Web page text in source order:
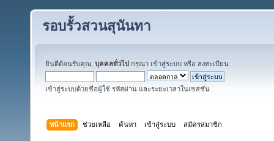
รอบรั้วสวนสุนันทา
ยินดีต้อนรับคุณ, บุคคลทั่วไป กรุณา เข้าสู่ระบบ หรือ ลงทะเบียน
เข้าสู่ระบบด้วยชื่อผู้ใช้ รหัสผ่าน และระยะเวลาในเซสชั่น
หน้าแรก ช่วยเหลือ ค้นหา เข้าสู่ระบบ สมัครสมาชิก